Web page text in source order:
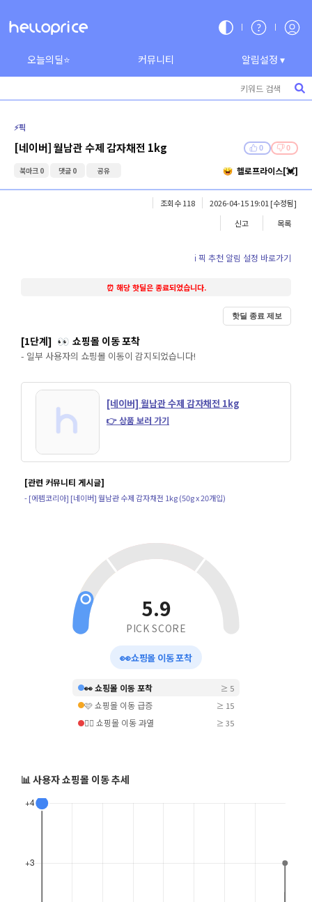
오늘의딜⭐ 커뮤니티 알림설정 ▾
⚡️픽
[네이버] 월남관 수제 감자채전 1kg 0 0
북마크 0 댓글 0 공유 헬로프라이스[💓]
조회수 118 2026-04-15 19:01 [수정됨]
신고
목록
ℹ️ 픽 추천 알림 설정 바로가기
⏰ 해당 핫딜은 종료되었습니다.
핫딜 종료 제보
[1단계] 👀 쇼핑몰 이동 포착
- 일부 사용자의 쇼핑몰 이동이 감지되었습니다!
[네이버] 월남관 수제 감자채전 1kg
👉 상품 보러 가기
[관련 커뮤니티 게시글]
- [에펨코리아] [네이버] 월남관 수제 감자채전 1kg (50g x 20개입)
5.9
PICK SCORE
👀쇼핑몰 이동 포착
👀 쇼핑몰 이동 포착 ≥ 5
🩷 쇼핑몰 이동 급증 ≥ 15
❤️‍🔥 쇼핑몰 이동 과열 ≥ 35
📊 사용자 쇼핑몰 이동 추세